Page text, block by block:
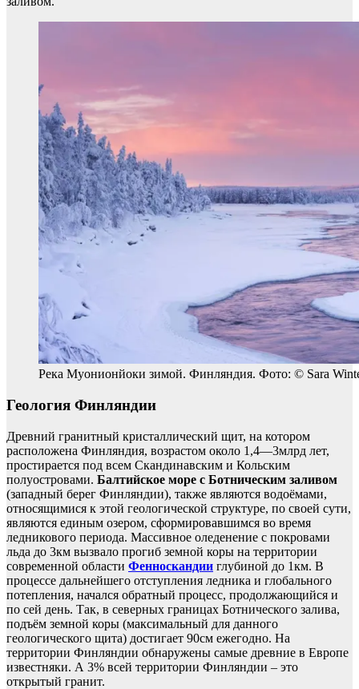
Река Муонионйоки зимой. Финляндия. Фото: © Sara
Геология Финляндии
Древний гранитный кристаллический щит, на котором
расположена Финляндия, возрастом около 1,4—3млрд лет,
простирается под всем Скандинавским и Кольским
полуостровами. Балтийское море с Ботническим заливом
(западный берег Финляндии), также являются водоёмами,
относящимися к этой геологической структуре, по своей сути,
являются единым озером, сформировавшимся во время
ледникового периода. Массивное оледенение с покровами
льда до 3км вызвало прогиб земной коры на территории
современной области Фенноскандии глубиной до 1км. В
процессе дальнейшего отступления ледника и глобального
потепления, начался обратный процесс, продолжающийся и
по сей день. Так, в северных границах Ботнического залива,
подъём земной коры (максимальный для данного
геологического щита) достигает 90см ежегодно. На
территории Финляндии обнаружены самые древние в Европе
известняки. А 3% всей территории Финляндии – это
открытый гранит.